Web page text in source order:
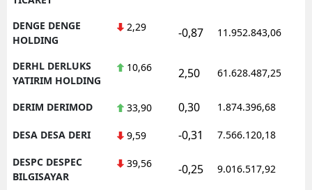
DENGE DENGE
HOLDING
2,29 -0,87 11.952.843,06
DERHL DERLUKS
YATIRIM HOLDING
10,66 2,50 61.628.487,25
DERIM DERIMOD 33,90 0,30 1.874.396,68
DESA DESA DERI 9,59 -0,31 7.566.120,18
DESPC DESPEC
BILGISAYAR
39,56 -0,25 9.016.517,92